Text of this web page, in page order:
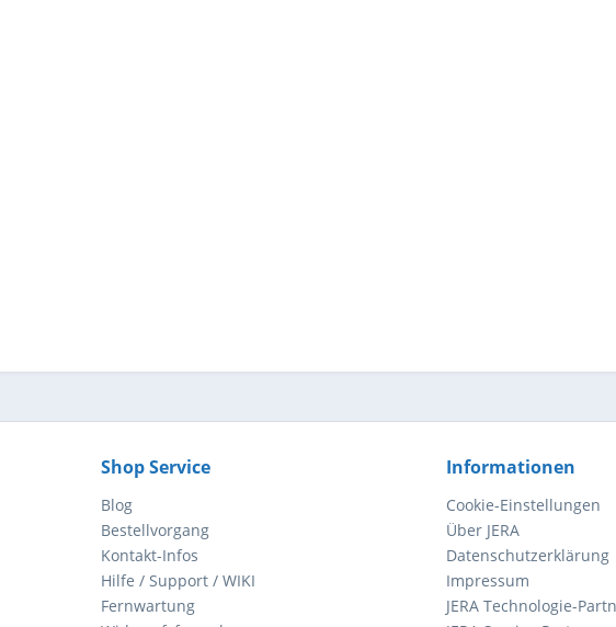
Shop Service
Blog
Bestellvorgang
Kontakt-Infos
Hilfe / Support / WIKI
Fernwartung
Informationen
Cookie-Einstellungen
Über JERA
Datenschutzerklärung
Impressum
JERA Technologie-